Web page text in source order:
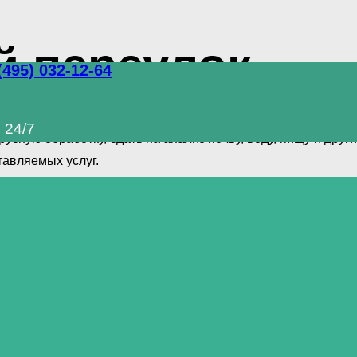
032-12-64
24/7
переулок
обработку, сдать на анализ почву, воду, пищу и
услуг.